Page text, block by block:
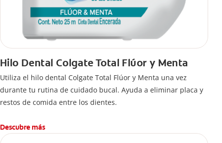
Hilo Dental Colgate Total Flúor y Menta
Utiliza el hilo dental Colgate Total Flúor y Menta una vez
durante tu rutina de cuidado bucal. Ayuda a eliminar placa y
restos de comida entre los dientes.
Descubre más